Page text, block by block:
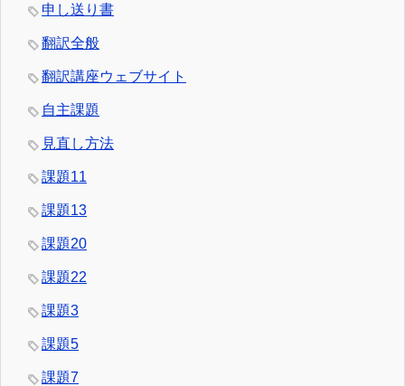
申し送り書
翻訳全般
翻訳講座ウェブサイト
自主課題
見直し方法
課題11
課題13
課題20
課題22
課題3
課題5
課題7